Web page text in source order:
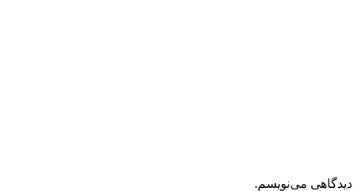
دیدگاهی می‌نویسم.